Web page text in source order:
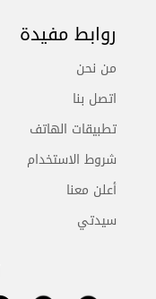
روابط مفيدة
من نحن
اتصل بنا
تطبيقات الهاتف
شروط الاستخدام
أعلن معنا
سيدتي